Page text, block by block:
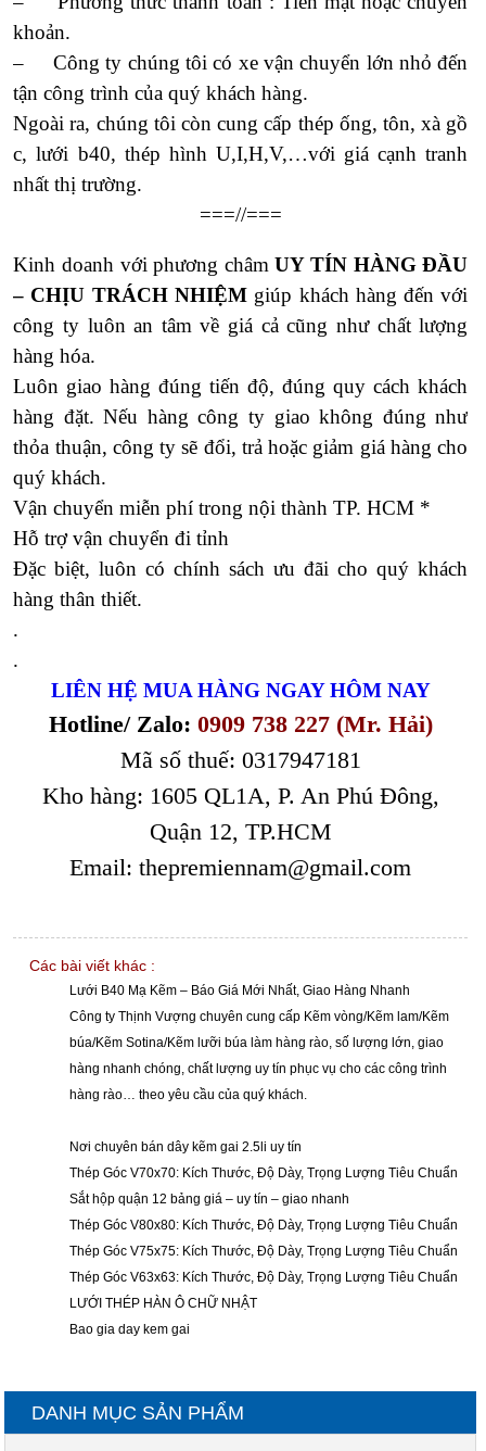
khoản.
– Công ty chúng tôi có xe vận chuyển lớn nhỏ đến
tận công trình của quý khách hàng.
Ngoài ra, chúng tôi còn cung cấp thép ống, tôn, xà gồ
c, lưới b40, thép hình U,I,H,V,…với giá cạnh tranh
nhất thị trường.
===//===
Kinh doanh với phương châmUY TÍN HÀNG ĐẦU
– CHỊU TRÁCH NHIỆM giúp khách hàng đến với
công ty luôn an tâm về giá cả cũng như chất lượng
hàng hóa.
Luôn giao hàng đúng tiến độ, đúng quy cách khách
hàng đặt. Nếu hàng công ty giao không đúng như
thỏa thuận, công ty sẽ đổi, trả hoặc giảm giá hàng cho
quý khách.
Vận chuyển miễn phí trong nội thành TP. HCM *
Hỗ trợ vận chuyển đi tỉnh
Đặc biệt, luôn có chính sách ưu đãi cho quý khách
hàng thân thiết.
.
.
LIÊN HỆ MUA HÀNG NGAY HÔM NAY
Hotline/ Zalo: 0909 738 227 (Mr. Hải)
Mã số thuế: 0317947181
Kho hàng: 1605 QL1A, P. An Phú Đông,
Quận 12, TP.HCM
Email: thepremiennam@gmail.com
Các bài viết khác :
Lưới B40 Mạ Kẽm – Báo Giá Mới Nhất, Giao Hàng Nhanh
Công ty Thịnh Vượng chuyên cung cấp Kẽm vòng/Kẽm lam/Kẽm
búa/Kẽm Sotina/Kẽm lưỡi búa làm hàng rào, số lượng lớn, giao
hàng nhanh chóng, chất lượng uy tín phục vụ cho các công trình
hàng rào… theo yêu cầu của quý khách.
Nơi chuyên bán dây kẽm gai 2.5li uy tín
Thép Góc V70x70: Kích Thước, Độ Dày, Trọng Lượng Tiêu Chuẩn
Sắt hộp quận 12 bảng giá – uy tín – giao nhanh
Thép Góc V80x80: Kích Thước, Độ Dày, Trọng Lượng Tiêu Chuẩn
Thép Góc V75x75: Kích Thước, Độ Dày, Trọng Lượng Tiêu Chuẩn
Thép Góc V63x63: Kích Thước, Độ Dày, Trọng Lượng Tiêu Chuẩn
LƯỚI THÉP HÀN Ô CHỮ NHẬT
Bao gia day kem gai
DANH MỤC SẢN PHẨM